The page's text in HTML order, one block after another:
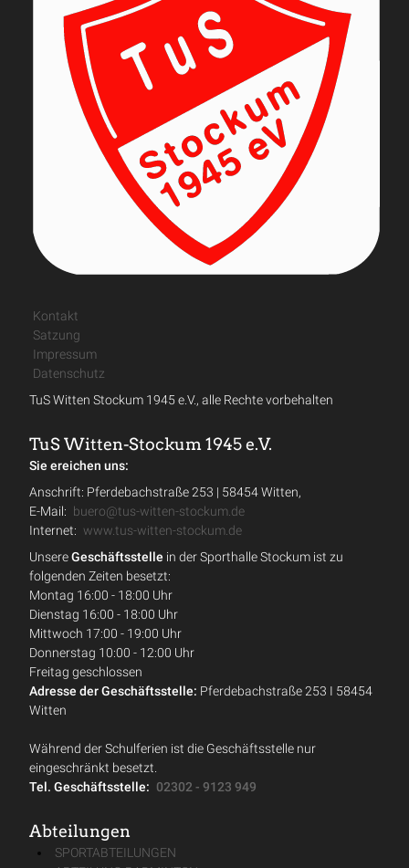
Kontakt
Satzung
Impressum
Datenschutz
TuS Witten Stockum 1945 e.V., alle Rechte vorbehalten
TuS Witten-Stockum 1945 e.V.
Sie ereichen uns:
Anschrift: Pferdebachstraße 253 | 58454 Witten,
E-Mail: buero@tus-witten-stockum.de
Internet: www.tus-witten-stockum.de
UnsereGeschäftsstelle in der Sporthalle Stockum ist zu
folgenden Zeiten besetzt:
Montag 16:00 - 18:00 Uhr
Dienstag 16:00 - 18:00 Uhr
Mittwoch 17:00 - 19:00 Uhr
Donnerstag 10:00 - 12:00 Uhr
Freitag geschlossen
Adresse der Geschäftsstelle: Pferdebachstraße 253 I 58454
Witten
Während der Schulferien ist die Geschäftsstelle nur
eingeschränkt besetzt.
Tel. Geschäftsstelle: 02302 - 9123 949
Abteilungen
SPORTABTEILUNGEN